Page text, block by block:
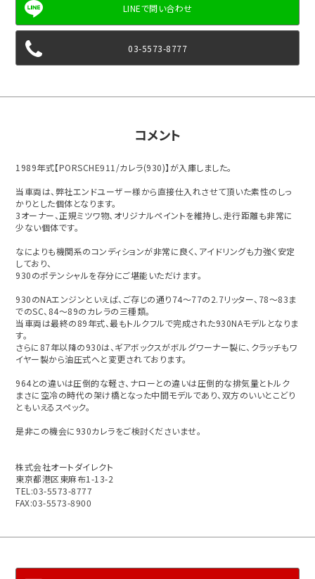
03-5573-8777
コメント
1989年式【PORSCHE911/カレラ(930)】が入庫しました。
当車両は、弊社エンドユーザー様から直接仕入れさせて頂いた素性のしっ
かりとした個体となります。
3オーナー、正規ミツワ物、オリジナルペイントを維持し、走行距離も非常に
少ない個体です。
なによりも機関系のコンディションが非常に良く、アイドリングも力強く安定
しており、
930のポテンシャルを存分にご堪能いただけます。
930のNAエンジンといえば、ご存じの通り74～77の2.7リッター、78～83ま
でのSC、84～89のカレラの三種類。
当車両は最終の89年式、最もトルクフルで完成された930NAモデルとなりま
す。
さらに87年以降の930は、ギアボックスがボルグワーナー製に、クラッチもワ
イヤー製から油圧式へと変更されております。
964との違いは圧倒的な軽さ、ナローとの違いは圧倒的な排気量とトルク
まさに空冷の時代の架け橋となった中間モデルであり、双方のいいとこどり
ともいえるスペック。
是非この機会に930カレラをご検討くださいませ。
株式会社オートダイレクト
東京都港区東麻布1-13-2
TEL:03-5573-8777
FAX:03-5573-8900